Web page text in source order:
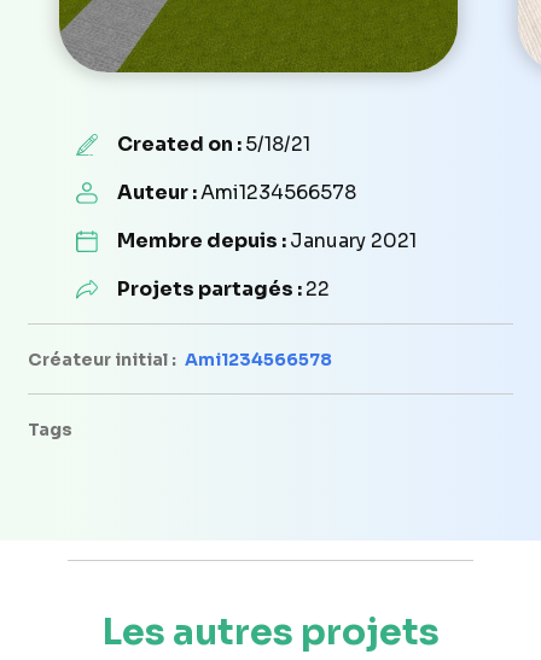
Created on :5/18/21
Auteur :Ami1234566578
Membre depuis :January 2021
Projets partagés :22
Créateur initial : Ami1234566578
Tags
Les autres projets